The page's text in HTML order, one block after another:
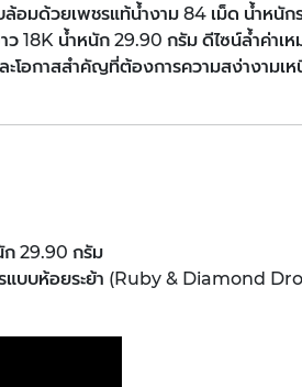
ล้อมด้วยเพชรแท้น้ำงาม 84 เม็ด น้ำหนัก
18K น้ำหนัก 29.90 กรัม ดีไซน์ล้ำค่าเห
ะโอกาสสำคัญที่ต้องการความสง่างามเ
ก 29.90 กรัม
แบบห้อยระย้า (Ruby & Diamond